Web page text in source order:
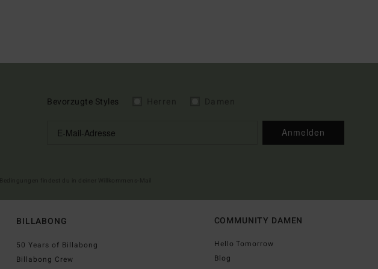
Bevorzugte Styles
Anmelden
BILLABONG
50 Years of Billabong
Billabong Crew
COMMUNITY DAMEN
Hello Tomorrow
Blog